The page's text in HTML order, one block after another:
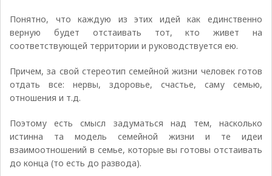
Понятно, что каждую из этих идей как единственно
верную будет отстаивать тот, кто живет на
соответствующей территории и руководствуется ею.
Причем, за свой стереотип семейной жизни человек готов
отдать все: нервы, здоровье, счастье, саму семью,
отношения и т.д.
Поэтому есть смысл задуматься над тем, насколько
истинна та модель семейной жизни и те идеи
взаимоотношений в семье, которые вы готовы отстаивать
до конца (то есть до развода).